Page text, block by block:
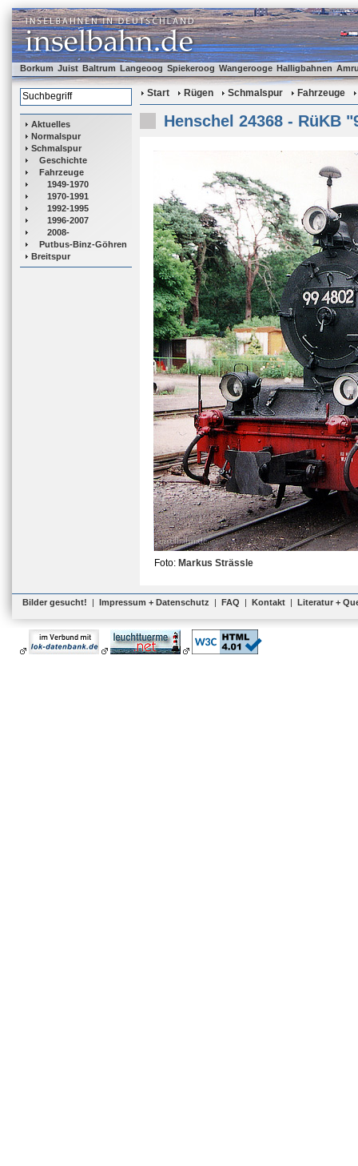
Borkum Juist Baltrum Langeoog Spiekeroog Wangerooge Halligbahnen
Aktuelles
Normalspur
Schmalspur
Geschichte
Fahrzeuge
1949-1970
1970-1991
1992-1995
1996-2007
2008-
Putbus-Binz-Göhren
Breitspur
Start Rügen Schmalspur Fahrzeuge
Henschel 24368 - RüKB
Foto: Markus Strässle
Bilder gesucht! | Impressum + Datenschutz | FAQ | Kontakt | Literatur +